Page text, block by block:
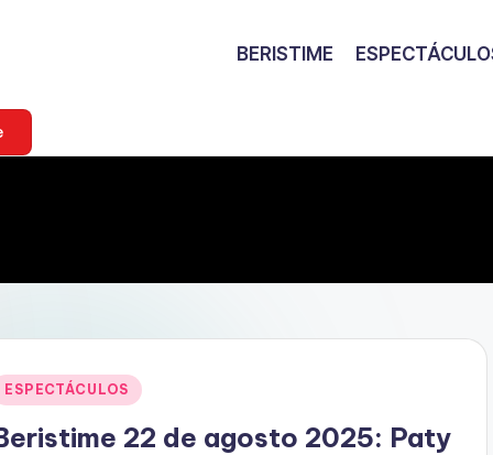
BERISTIME
ESPECTÁCULOS
22 de agosto 2025: Paty